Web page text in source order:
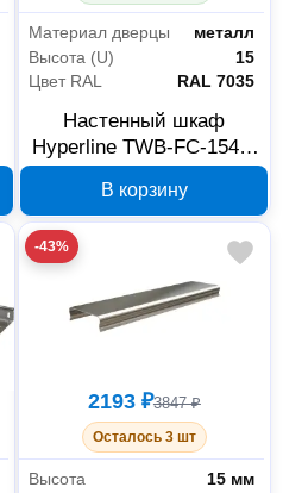
Материал дверцы
металл
Высота (U)
15
Цвет RAL
RAL 7035
Настенный шкаф
Hyperline TWB-FC-1545-
В корзину
-43%
2193 ₽3847 ₽
Осталось 3 шт
Высота
15 мм